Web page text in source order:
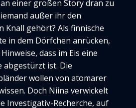
einer großen Story dran zu
außer ihr den
Knall gehört? Als finnische
in dem Dörfchen anrücken,
dass im Eis eine
abgestürzt ist. Die
wollen von atomarer
Doch Niina verwickelt
Investigativ-Recherche, auf